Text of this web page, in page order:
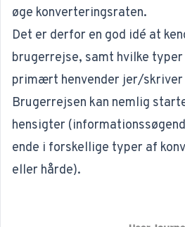
øge konverteringsraten.
Det er derfor en god idé at
brugerrejse, samt hvilke
primært henvender jer/
Brugerrejsen kan nemlig
hensigter
ende i forskellige typer af
eller hårde).